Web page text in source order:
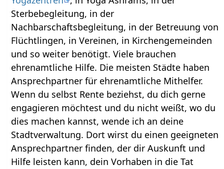
Sterbebegleitung, in der
Nachbarschaftsbegleitung, in der Betreuung von
Flüchtlingen, in Vereinen, in Kirchengemeinden
und so weiter benötigt. Viele brauchen
ehrenamtliche Hilfe. Die meisten Städte haben
Ansprechpartner für ehrenamtliche Mithelfer.
Wenn du selbst Rente beziehst, du dich gerne
engagieren möchtest und du nicht weißt, wo du
dies machen kannst, wende ich an deine
Stadtverwaltung. Dort wirst du einen geeigneten
Ansprechpartner finden, der dir Auskunft und
Hilfe leisten kann, dein Vorhaben in die Tat